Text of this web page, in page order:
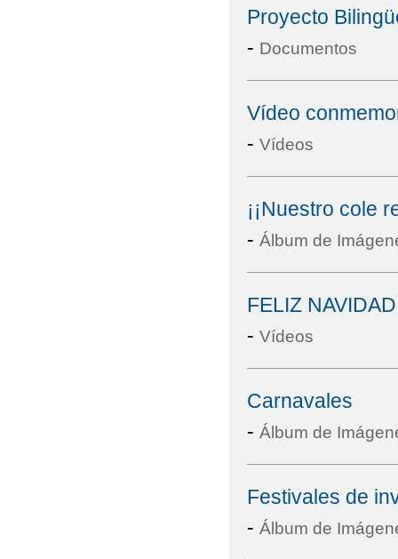
Proyecto
- Documentos
Vídeo
- Vídeos
¡¡Nuestro cole
- Álbum de
FELIZ
- Vídeos
Carnavales
- Álbum de
Festivales de
- Álbum de